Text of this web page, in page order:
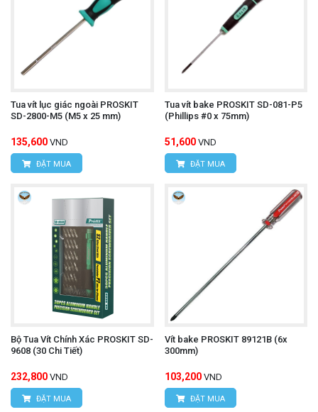
Tua vít lục giác ngoài PROSKIT
SD-2800-M5 (M5 x 25 mm)
135,600 VND
ĐẶT MUA
Tua vít bake PROSKIT SD-081-P5
(Phillips #0 x 75mm)
51,600 VND
ĐẶT MUA
Bộ Tua Vít Chính Xác PROSKIT SD-
9608 (30 Chi Tiết)
232,800 VND
ĐẶT MUA
Vít bake PROSKIT 89121B (6x
300mm)
103,200 VND
ĐẶT MUA